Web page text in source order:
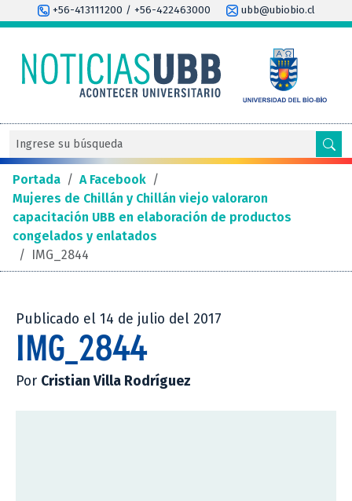
+56-413111200 / +56-422463000 ubb@ubiobio.cl
Portada / A Facebook /
Mujeres de Chillán y Chillán viejo valoraron
capacitación UBB en elaboración de productos
congelados y enlatados
/ IMG_2844
Publicado el 14 de julio del 2017
IMG_2844
Por Cristian Villa Rodríguez